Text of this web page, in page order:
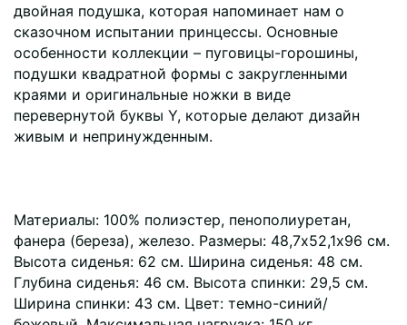
двойная подушка, которая напоминает нам о
сказочном испытании принцессы. Основные
особенности коллекции – пуговицы-горошины,
подушки квадратной формы с закругленными
краями и оригинальные ножки в виде
перевернутой буквы Y, которые делают дизайн
живым и непринужденным.
Материалы: 100% полиэстер, пенополиуретан,
фанера (береза), железо. Размеры: 48,7х52,1х96 см.
Высота сиденья: 62 см. Ширина сиденья: 48 см.
Глубина сиденья: 46 см. Высота спинки: 29,5 см.
Ширина спинки: 43 см. Цвет: темно-синий/